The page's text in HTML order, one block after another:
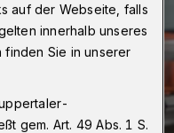
auf der Webseite, falls
innerhalb unseres
finden Sie in unserer
gem. Art. 49 Abs. 1 S.